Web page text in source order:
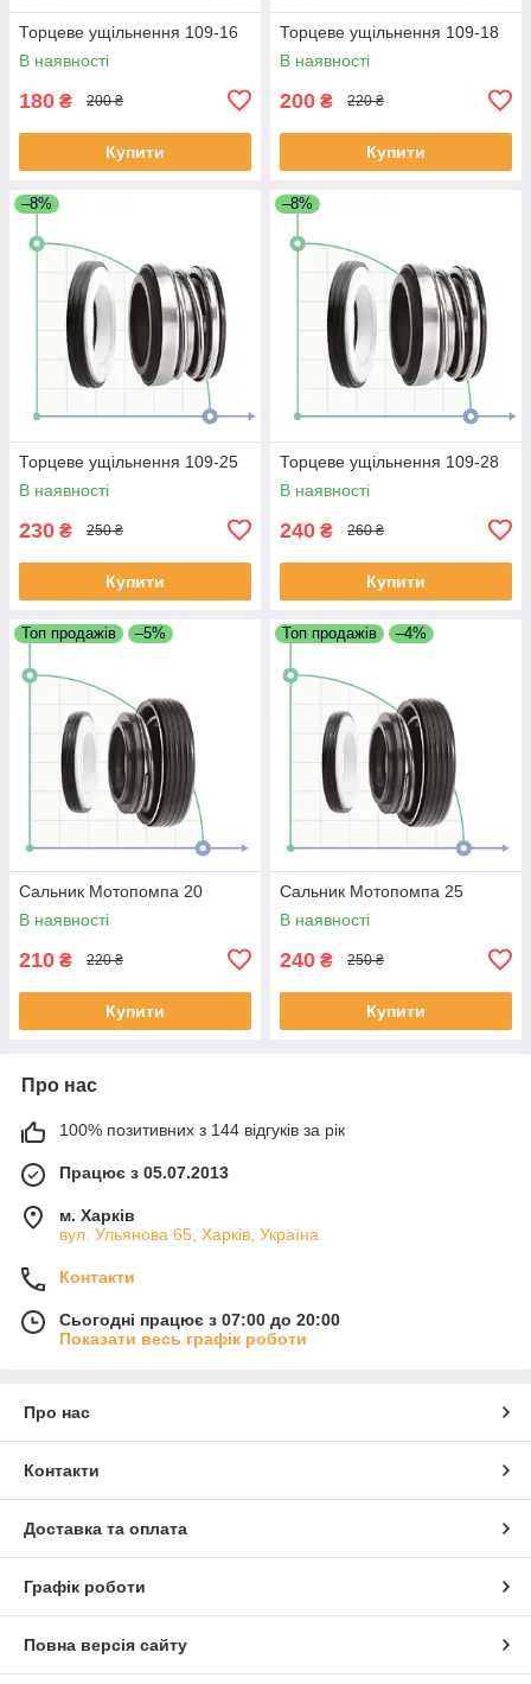
Торцеве ущільнення 109-16
В наявності
180 ₴ 200 ₴
Купити
Торцеве ущільнення 109-18
В наявності
200 ₴ 220 ₴
Купити
–8%
Торцеве ущільнення 109-25
В наявності
230 ₴ 250 ₴
Купити
–8%
Торцеве ущільнення 109-28
В наявності
240 ₴ 260 ₴
Купити
Топ продажів –5%
Сальник Мотопомпа 20
В наявності
210 ₴ 220 ₴
Купити
Топ продажів –4%
Сальник Мотопомпа 25
В наявності
240 ₴ 250 ₴
Купити
Про нас
100% позитивних з 144 відгуків за рік
Працює з 05.07.2013
м. Харків
вул. Ульянова 65, Харків, Україна
Контакти
Сьогодні працює з 07:00 до 20:00
Показати весь графік роботи
Про нас
Контакти
Доставка та оплата
Графік роботи
Повна версія сайту